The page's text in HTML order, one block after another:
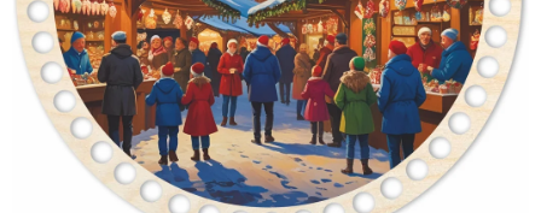
Datenschutzerklärung
Impressum